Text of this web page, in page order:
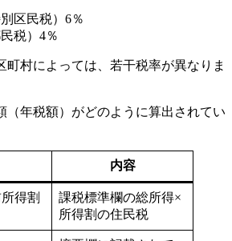
区民税）6％
税）4％
によっては、若干税率が異なりま
（年税額）がどのように算出されてい
内容
得割
課税標準欄の総所得×
所得割の住民税